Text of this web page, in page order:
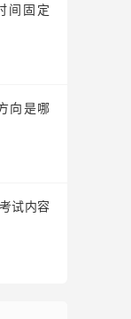
间固定
向是哪
试内容